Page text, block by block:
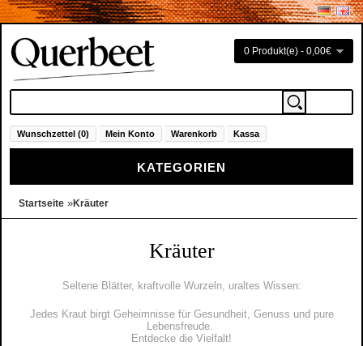
0 Produkt(e) - 0,00€
Wunschzettel (0) Mein Konto Warenkorb Kassa
KATEGORIEN
Startseite »Kräuter
Kräuter
Seltene Blätter, kraftvolle Wurzeln, uraltes Wissen:
Jedes Kraut birgt Geheimnisse für Gesundheit, Genuss und pure
Lebensfreude.
Entdecke die Vielfalt!